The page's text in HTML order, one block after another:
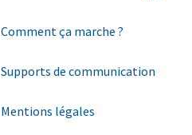
Comment ça marche ?
Supports de communication
Mentions légales